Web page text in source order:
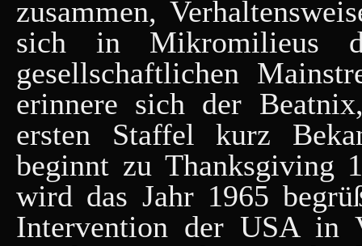
zusammen,
sich in Mikromilieus
gesellschaftlichen
erinnere sich der
ersten Staffel kurz
beginnt zu Thanksgiving
wird das Jahr 1965
Intervention der USA in